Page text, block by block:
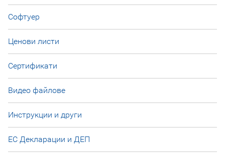
Софтуер
Ценови листи
Сертификати
Видео файлове
Инструкции и други
ЕС Декларации и ДЕП